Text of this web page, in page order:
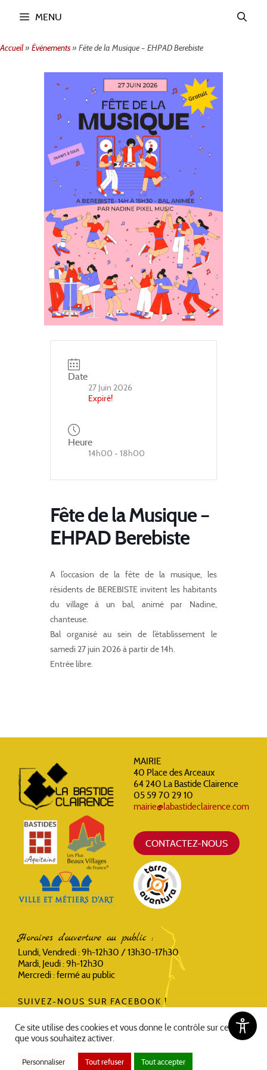
MENU
Accueil» Événements» Fête de la Musique – EHPAD Berebiste
Date
27 Juin 2026
Expiré!
Heure
14h00 - 18h00
Fête de la Musique –
EHPAD Berebiste
A l’occasion de la fête de la musique, les
résidents de BEREBISTE invitent les habitants
du village à un bal, animé par Nadine,
chanteuse.
Bal organisé au sein de l’établissement le
samedi 27 juin 2026 à partir de 14h.
Entrée libre.
MAIRIE
40 Place des Arceaux
64 240 La Bastide Clairence
05 59 70 29 10
mairie@labastideclairence.com
CONTACTEZ-NOUS
Horaires d'ouverture au public :
Lundi, Vendredi : 9h-12h30 / 13h30-17h30
Mardi, Jeudi : 9h-12h30
Mercredi : fermé au public
SUIVEZ-NOUS SUR FACEBOOK !
Accessibilité Politique de confidentialité et mentions légales
Ce site utilise des cookies et vous donne le contrôle sur ceux
que vous souhaitez activer.
Personnaliser Tout refuser Tout accepter